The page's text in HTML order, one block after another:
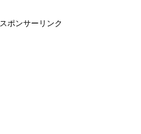
スポンサーリンク